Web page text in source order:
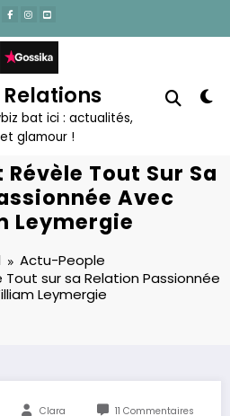
Relations
bat ici : actualités,
glamour !
Tout Sur Sa
Avec
Leymergie
Actu-People
Tout sur sa Relation Passionnée
Leymergie
Clara 11 Commentaires